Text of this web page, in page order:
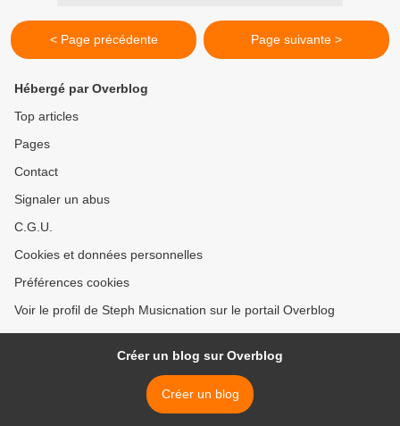
< Page précédente Page suivante >
Hébergé par Overblog
Top articles
Pages
Contact
Signaler un abus
C.G.U.
Cookies et données personnelles
Préférences cookies
Voir le profil de Steph Musicnation sur le portail Overblog
Créer un blog sur Overblog
Créer un blog